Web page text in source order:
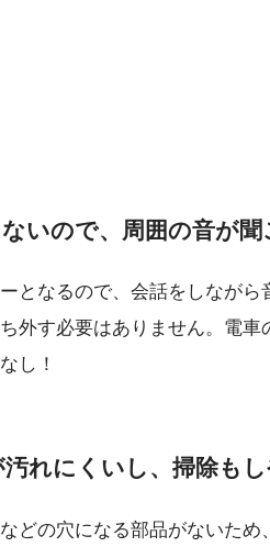
いので、周囲の音が聞
となるので、会話をしながら
外す必要はありません。電
し！
れにくいし、掃除も
どの穴になる部品がないため